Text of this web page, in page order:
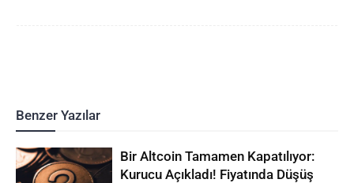
Benzer Yazılar
Bir Altcoin Tamamen Kapatılıyor:
Kurucu Açıkladı! Fiyatında Düşüş